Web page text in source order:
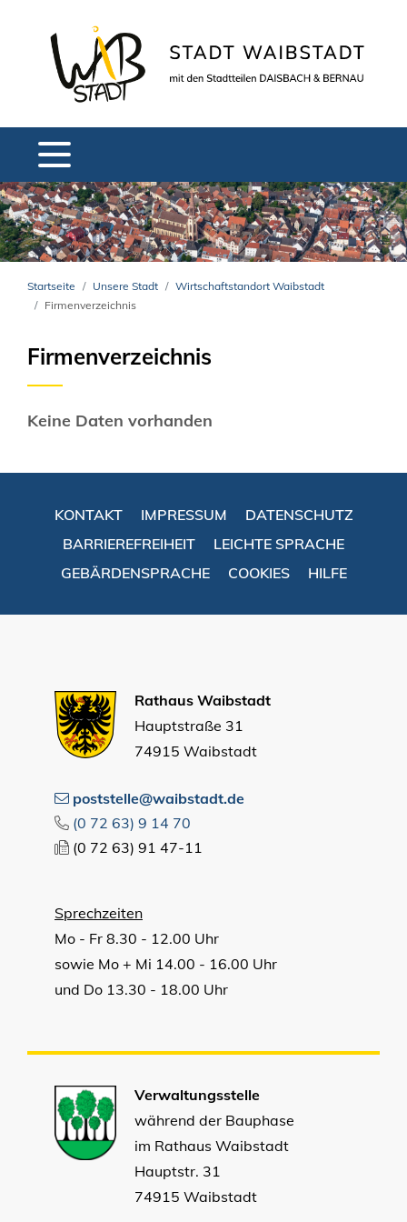
Startseite Unsere Stadt
Wirtschaftstandort Waibstadt
Firmenverzeichnis
Firmenverzeichnis
Keine Daten vorhanden
KONTAKT IMPRESSUM
DATENSCHUTZ
BARRIEREFREIHEIT
LEICHTE SPRACHE
GEBÄRDENSPRACHE
COOKIES HILFE
Rathaus Waibstadt
Hauptstraße 31
74915 Waibstadt
poststelle@waibstadt.de
(0 72 63) 9 14 70
(0 72 63) 91 47-11
Sprechzeiten
Mo - Fr 8.30 - 12.00 Uhr
sowie Mo + Mi 14.00 - 16.00 Uhr
und Do 13.30 - 18.00 Uhr
Verwaltungsstelle
während der Bauphase
im Rathaus Waibstadt
Hauptstr. 31
74915 Waibstadt